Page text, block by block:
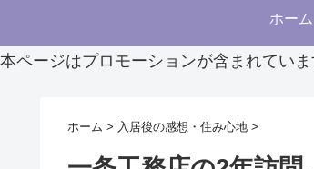
ホーム
本ページはプロモーションが含まれていま
ホーム > 入居後の感想・住み心地 >